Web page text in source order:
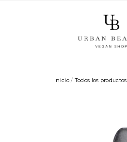
Inicio/ Todos los productos